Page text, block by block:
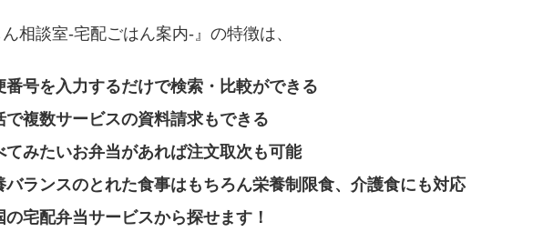
ん相談室‐宅配ごはん案内‐』の特徴は、
番号を入力するだけで検索・比較ができる
で複数サービスの資料請求もできる
てみたいお弁当があれば注文取次も可能
バランスのとれた食事はもちろん栄養制限食、介護食にも対応
の宅配弁当サービスから探せます！